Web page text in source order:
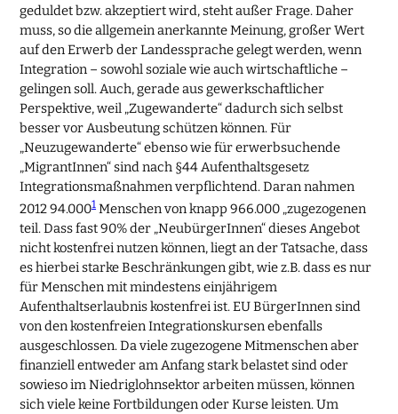
geduldet bzw. akzeptiert wird, steht außer Frage. Daher
muss, so die allgemein anerkannte Meinung, großer Wert
auf den Erwerb der Landessprache gelegt werden, wenn
Integration – sowohl soziale wie auch wirtschaftliche –
gelingen soll. Auch, gerade aus gewerkschaftlicher
Perspektive, weil „Zugewanderte“ dadurch sich selbst
besser vor Ausbeutung schützen können. Für
„Neuzugewanderte“ ebenso wie für erwerbsuchende
„MigrantInnen“ sind nach §44 Aufenthaltsgesetz
Integrationsmaßnahmen verpflichtend. Daran nahmen
2012 94.0001 Menschen von knapp 966.000 „zugezogenen
teil. Dass fast 90% der „NeubürgerInnen“ dieses Angebot
nicht kostenfrei nutzen können, liegt an der Tatsache, dass
es hierbei starke Beschränkungen gibt, wie z.B. dass es nur
für Menschen mit mindestens einjährigem
Aufenthaltserlaubnis kostenfrei ist. EU BürgerInnen sind
von den kostenfreien Integrationskursen ebenfalls
ausgeschlossen. Da viele zugezogene Mitmenschen aber
finanziell entweder am Anfang stark belastet sind oder
sowieso im Niedriglohnsektor arbeiten müssen, können
sich viele keine Fortbildungen oder Kurse leisten. Um